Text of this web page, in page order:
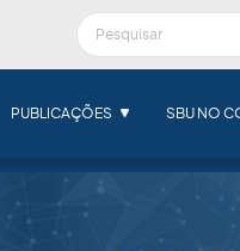
PUBLICAÇÕES SBU NO